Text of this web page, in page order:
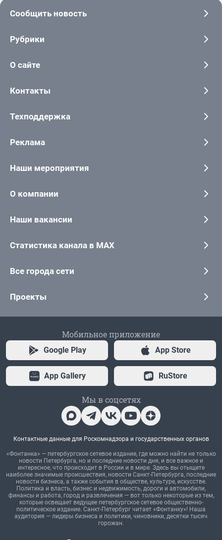
Сообщить новость
Рубрики
О сайте
Контакты
Техподдержка
Реклама
Наши мероприятия
О компании
Наши вакансии
Статистика канала в MAX
Все города сети
Проекты
Мобильное приложение
Google Play App Store
App Gallery RuStore
Мы в соцсетях
Контактные данные для Роскомнадзора и государственных органов
«Фонтанка» — петербургское сетевое издание, где можно найти не только
новости Петербурга, но и последние новости дня, и все важное и
интересное, что происходит в России и в мире. Здесь вы отыщете
наиболее значимые происшествия, новости Санкт-Петербурга, последние
новости бизнеса, а также события в обществе, культуре, искусстве.
Политика и власть, бизнес и недвижимость, дороги и автомобили,
финансы и работа, город и развлечения — вот только некоторые из тем,
которые освещает ведущее петербургское сетевое общественно-
политическое издание. Санкт-Петербург читает «Фонтанку»! Наша
аудитория — лидеры бизнеса и политики, чиновники, десятки тысяч
горожан.